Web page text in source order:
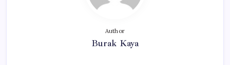
Author
Burak Kaya